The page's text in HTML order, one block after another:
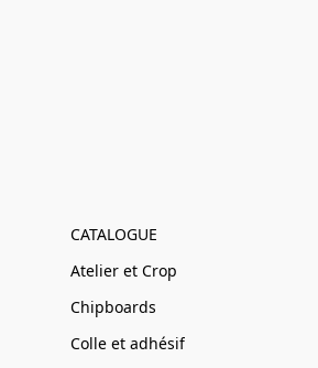
CATALOGUE
Atelier et Crop
Chipboards
Colle et adhésif